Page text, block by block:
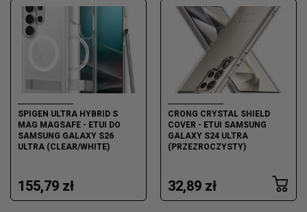
SPIGEN ULTRA HYBRID S
MAG MAGSAFE - ETUI DO
SAMSUNG GALAXY S26
ULTRA (CLEAR/WHITE)
155,79 zł
CRONG CRYSTAL SHIELD
COVER - ETUI SAMSUNG
GALAXY S24 ULTRA
(PRZEZROCZYSTY)
32,89 zł